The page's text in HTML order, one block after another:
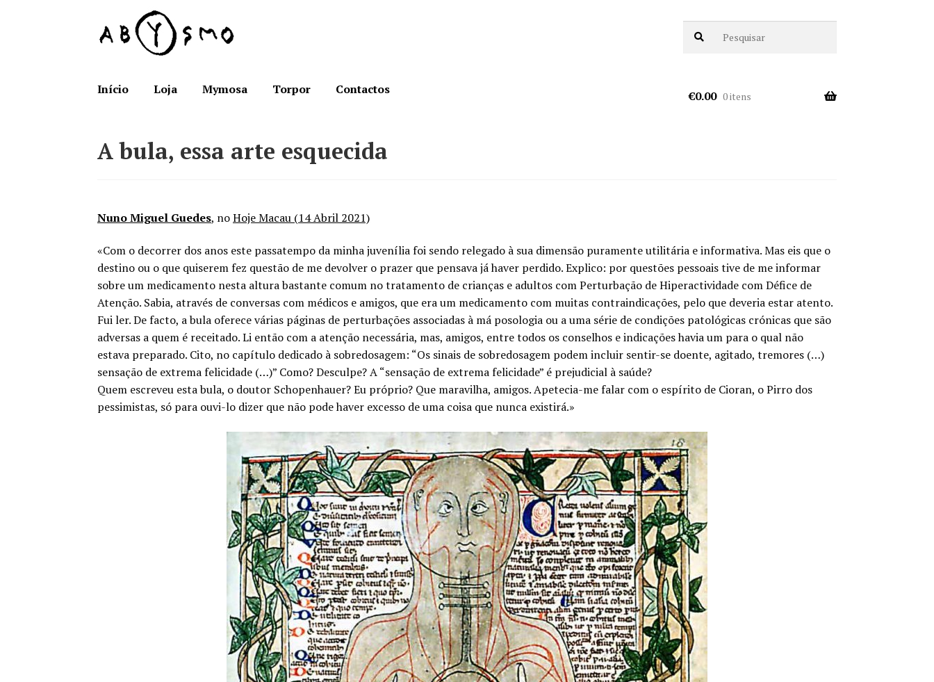
para
a
para
o
Início
Loja Mymosa Torpor Contactos €0.00 0 itens
A bula, essa arte esquecida
Nuno Miguel Guedes, noHoje Macau (14 Abril 2021)
«Com o decorrer dos anos este passatempo da minha juvenília foi sendo relegado à sua dimensão puramente utilitária e informativa. Mas eis que o
destino ou o que quiserem fez questão de me devolver o prazer que pensava já haver perdido. Explico: por questões pessoais tive de me informar
sobre um medicamento nesta altura bastante comum no tratamento de crianças e adultos com Perturbação de Hiperactividade com Défice de
Atenção. Sabia, através de conversas com médicos e amigos, que era um medicamento com muitas contraindicações, pelo que deveria estar atento.
Fui ler. De facto, a bula oferece várias páginas de perturbações associadas à má posologia ou a uma série de condições patológicas crónicas que são
adversas a quem é receitado. Li então com a atenção necessária, mas, amigos, entre todos os conselhos e indicações havia um para o qual não
estava preparado. Cito, no capítulo dedicado à sobredosagem: “Os sinais de sobredosagem podem incluir sentir-se doente, agitado, tremores (…)
sensação de extrema felicidade (…)” Como? Desculpe? A “sensação de extrema felicidade” é prejudicial à saúde?
Quem escreveu esta bula, o doutor Schopenhauer? Eu próprio? Que maravilha, amigos. Apetecia-me falar com o espírito de Cioran, o Pirro dos
pessimistas, só para ouvi-lo dizer que não pode haver excesso de uma coisa que nunca existirá.»